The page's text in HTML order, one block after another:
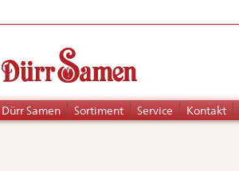
Navigation
überspringen
Dürr Samen Sortiment Service Kontakt